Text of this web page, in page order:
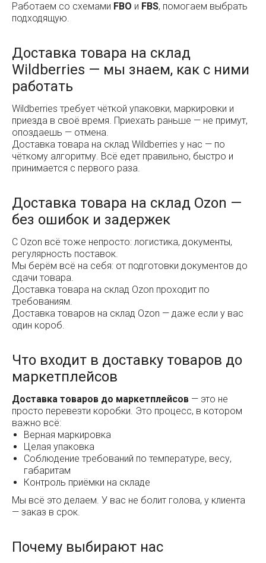
Работаем со схемами FBO и FBS, помогаем выбрать
подходящую.
Доставка товара на склад
Wildberries — мы знаем, как с ними
работать
Wildberries требует чёткой упаковки, маркировки и
приезда в своё время. Приехать раньше — не примут,
опоздаешь — отмена.
Доставка товара на склад Wildberries у нас — по
чёткому алгоритму. Всё едет правильно, быстро и
принимаетcя с первого раза.
Доставка товара на склад Ozon —
без ошибок и задержек
С Ozon всё тоже непросто: логистика, документы,
регулярность поставок.
Мы берём всё на себя: от подготовки документов до
сдачи товара.
Доставка товара на склад Ozon проходит по
требованиям.
Доставка товаров на склад Ozon — даже если у вас
один короб.
Что входит в доставку товаров до
маркетплейсов
Доставка товаров до маркетплейсов — это не
просто перевезти коробки. Это процесс, в котором
важно всё:
Верная маркировка
Целая упаковка
Соблюдение требований по температуре, весу,
габаритам
Контроль приёмки на складе
Мы всё это делаем. У вас не болит голова, у клиента
— заказ в срок.
Почему выбирают нас